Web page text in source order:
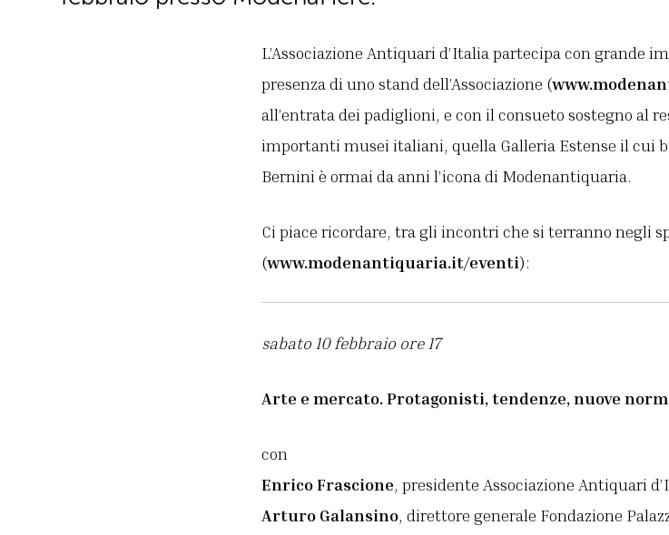
L’Associazione Antiquari d’Italia partecipa con grande
presenza di uno stand dell’Associazione (
all’entrata dei padiglioni, e con il consueto sostegno al
importanti musei italiani, quella Galleria Estense il cui
Bernini è ormai da anni l’icona di Modenantiquaria.
Ci piace ricordare, tra gli incontri che si terranno negli
(www.modenantiquaria.it/eventi):
sabato 10 febbraio ore 17
Arte e mercato. Protagonisti, tendenze, nuove
con
Enrico Frascione, presidente Associazione Antiquari
Arturo Galansino, direttore generale Fondazione